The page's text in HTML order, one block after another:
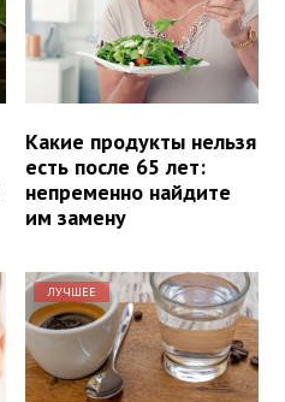
Какие продукты нельзя
есть после 65 лет:
непременно найдите
им замену
ЛУЧШЕЕ